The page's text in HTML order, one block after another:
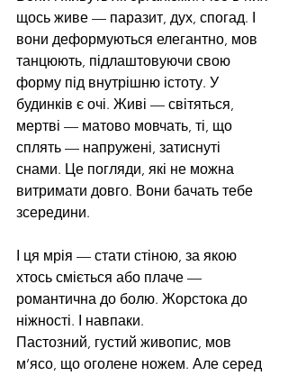
щось живе — паразит, дух, спогад. І
вони деформуються елегантно, мов
танцюють, підлаштовуючи свою
форму під внутрішню істоту. У
будинків є очі. Живі — світяться,
мертві — матово мовчать, ті, що
сплять — напружені, затиснуті
снами. Це погляди, які не можна
витримати довго. Вони бачать тебе
зсередини.
І ця мрія — стати стіною, за якою
хтось сміється або плаче —
романтична до болю. Жорстока до
ніжності. І навпаки.
Пастозний, густий живопис, мов
м’ясо, що оголене ножем. Але серед